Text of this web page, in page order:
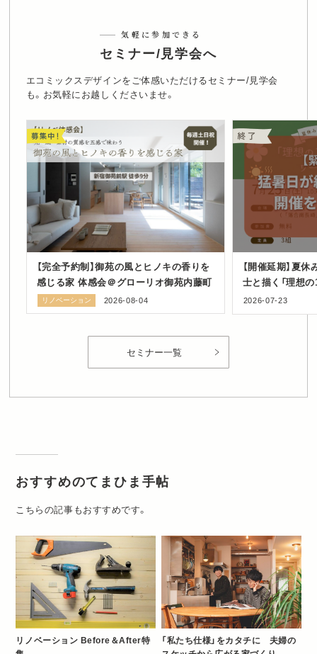
気軽に参加できる
セミナー/見学会へ
エコミックスデザインをご体感いただけるセミナー/見学会
も。お気軽にお越しくださいませ。
【完全予約制】御苑の風とヒノキの香りを
感じる家 体感会＠グローリオ御苑内藤町
リノベーション 2026-08-04
【開催延期】夏
士と描く「理想
ショップ in 豊
2026-07-23
セミナー一覧
おすすめのてまひま手帖
こちらの記事もおすすめです。
リノベーション Before＆After特
「私たち仕様」をカタチに 夫婦の